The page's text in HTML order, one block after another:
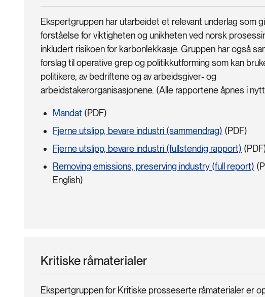
Ekspertgruppen har utarbeidet et relevant underlag som
forståelse for viktigheten og unikheten ved norsk
inkludert risikoen for karbonlekkasje. Gruppen har også
forslag til operative grep og politikkutforming som kan
politikere, av bedriftene og av arbeidsgiver- og
arbeidstakerorganisasjonene. (Alle rapportene åpnes i
Mandat (PDF)
Fjerne utslipp, bevare industri (sammendrag) (PDF)
Fjerne utslipp, bevare industri (fullstendig rapport)
Removing emissions, preserving industry (full report)
English)
Kritiske råmaterialer
Ekspertgruppen for Kritiske prosseserte råmaterialer er